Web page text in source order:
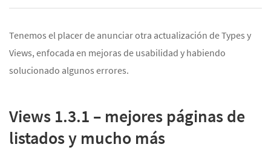
Tenemos el placer de anunciar otra actualización de Types y
Views, enfocada en mejoras de usabilidad y habiendo
solucionado algunos errores.
Views 1.3.1 – mejores páginas de
listados y mucho más